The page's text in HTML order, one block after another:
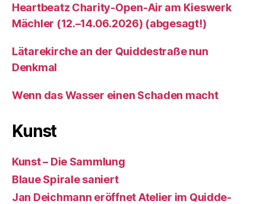
Heartbeatz Charity-Open-Air am Kieswerk
Mächler (12.–14.06.2026) (abgesagt!)
Lätarekirche an der Quiddestraße nun
Denkmal
Wenn das Wasser einen Schaden macht
Kunst
Kunst – Die Sammlung
Blaue Spirale saniert
Jan Deichmann eröffnet Atelier im Quidde-